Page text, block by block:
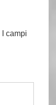
I campi